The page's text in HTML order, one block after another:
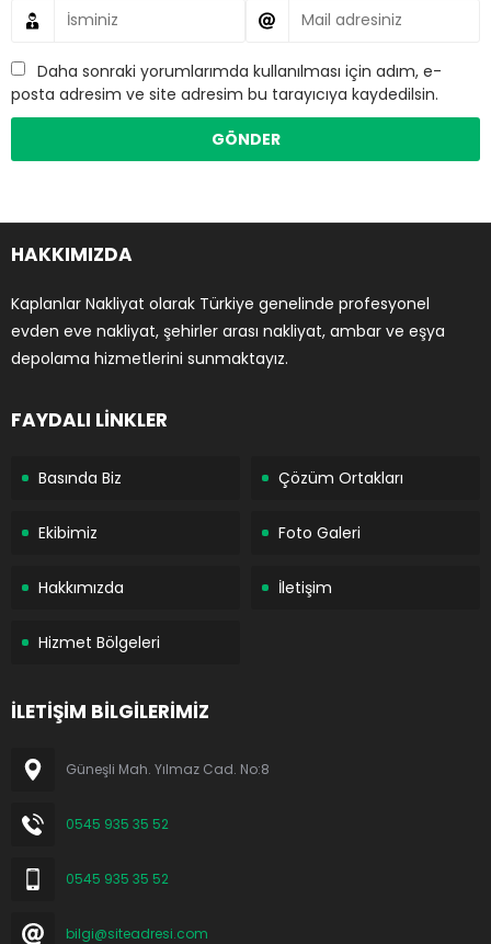
Daha sonraki yorumlarımda kullanılması için adım, e-
posta adresim ve site adresim bu tarayıcıya kaydedilsin.
HAKKIMIZDA
Kaplanlar Nakliyat olarak Türkiye genelinde profesyonel
evden eve nakliyat, şehirler arası nakliyat, ambar ve eşya
depolama hizmetlerini sunmaktayız.
FAYDALI LİNKLER
Basında Biz Çözüm Ortakları
Ekibimiz Foto Galeri
Hakkımızda İletişim
Hizmet Bölgeleri
İLETİŞİM BİLGİLERİMİZ
Güneşli Mah. Yılmaz Cad. No:8
0545 935 35 52
0545 935 35 52
bilgi@siteadresi.com